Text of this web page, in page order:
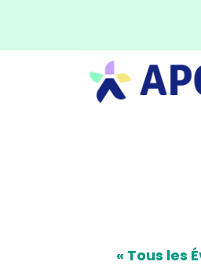
« Tous les